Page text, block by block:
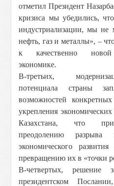
отметил Президент
кризиса мы убедились,
индустриализации, мы не
нефть, газ и металлы», –
к качественно новой
экономике.
В-третьих,
потенциала страны
возможностей
укрепления
Казахстана, что
преодолению
экономического
превращению их в «точки
В-четвертых, решение
президентском